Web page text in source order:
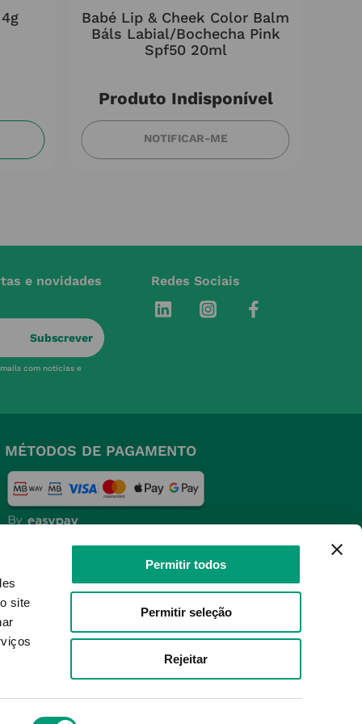
site
Permitir todos
Permitir seleção
Rejeitar
Babé Lip & Cheek Color Balm
Báls Labial/bochecha Pink
Spf50 20ml
Produto Indisponível
NOTIFICAR-ME
e novidades
Subscrever
com notícias e
Redes Sociais
MÉTODOS DE PAGAMENTO
SELOS E SEGURANÇA